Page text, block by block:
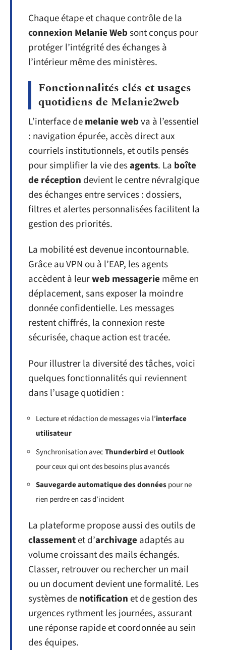
Chaque étape et chaque contrôle de la
connexion Melanie Websont conçus pour
protéger l’intégrité des échanges à
l’intérieur même des ministères.
Fonctionnalités clés et usages
quotidiens de Melanie2web
L’interface demelanie webva à l’essentiel
: navigation épurée, accès direct aux
courriels institutionnels, et outils pensés
pour simplifier la vie desagents. La boîte
de réception devient le centre névralgique
des échanges entre services : dossiers,
filtres et alertes personnalisées facilitent la
gestion des priorités.
La mobilité est devenue incontournable.
Grâce au VPN ou à l’EAP, les agents
accèdent à leurweb messagerie même en
déplacement, sans exposer la moindre
donnée confidentielle. Les messages
restent chiffrés, la connexion reste
sécurisée, chaque action est tracée.
Pour illustrer la diversité des tâches, voici
quelques fonctionnalités qui reviennent
dans l’usage quotidien :
Lecture et rédaction de messages via l’interface
utilisateur
Synchronisation avecThunderbirdetOutlook
pour ceux qui ont des besoins plus avancés
Sauvegarde automatique des donnéespour ne
rien perdre en cas d’incident
La plateforme propose aussi des outils de
classementet d’archivage adaptés au
volume croissant des mails échangés.
Classer, retrouver ou rechercher un mail
ou un document devient une formalité. Les
systèmes denotificationet de gestion des
urgences rythment les journées, assurant
une réponse rapide et coordonnée au sein
des équipes.